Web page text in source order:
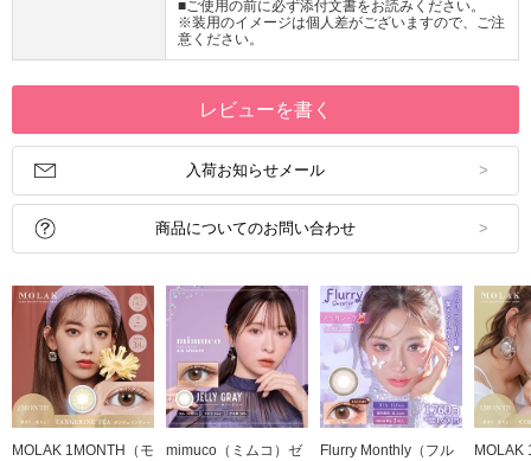
■ご使用の前に必ず添付文書をお読みください。
※装用のイメージは個人差がございますので、ご注
意ください。
レビューを書く
入荷お知らせメール
商品についてのお問い合わせ
MOLAK 1MONTH（モ
mimuco（ミムコ）ゼ
Flurry Monthly（フル
MOLAK